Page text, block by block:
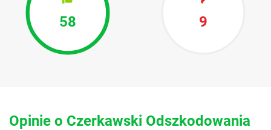
58 9
Opinie o Czerkawski Odszkodowania